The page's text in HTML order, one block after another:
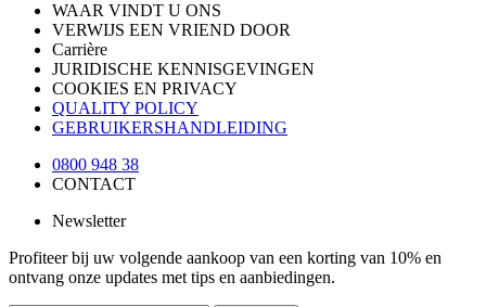
WAAR VINDT U ONS
VERWIJS EEN VRIEND DOOR
Carrière
JURIDISCHE KENNISGEVINGEN
COOKIES EN PRIVACY
QUALITY POLICY
GEBRUIKERSHANDLEIDING
0800 948 38
CONTACT
Newsletter
Profiteer bij uw volgende aankoop van een korting van 10% en
ontvang onze updates met tips en aanbiedingen.